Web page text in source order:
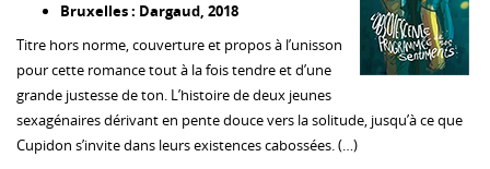
Bruxelles : Dargaud, 2018
Titre hors norme, couverture et propos à l’unisson
pour cette romance tout à la fois tendre et d’une
grande justesse de ton. L’histoire de deux jeunes
sexagénaires dérivant en pente douce vers la solitude, jusqu’à ce que
Cupidon s’invite dans leurs existences cabossées. (…)